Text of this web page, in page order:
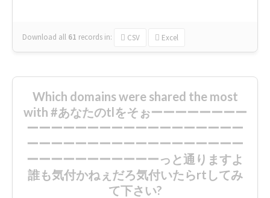
Download all 61 records in: CSV Excel
Which domains were shared the most
with #あなたのtlをそぉーーーーーーーー
ーーーーーーーーーーーーーーーーーー
ーーーーーーーーーーーーーーーーーー
ーーーーーーーーーーーっと通りますよ
誰も気付かねぇだろ気付いたらrtしてみ
て下さい?